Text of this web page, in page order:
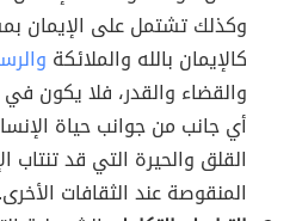
وكذلك تشتمل على الإيمان
كالإيمان بالله والملائكة
والقضاء والقدر، فلا يكون
أي جانب من جوانب حياة
القلق والحيرة التي قد تنتاب
المنقوصة عند الثقافات الأخرى.